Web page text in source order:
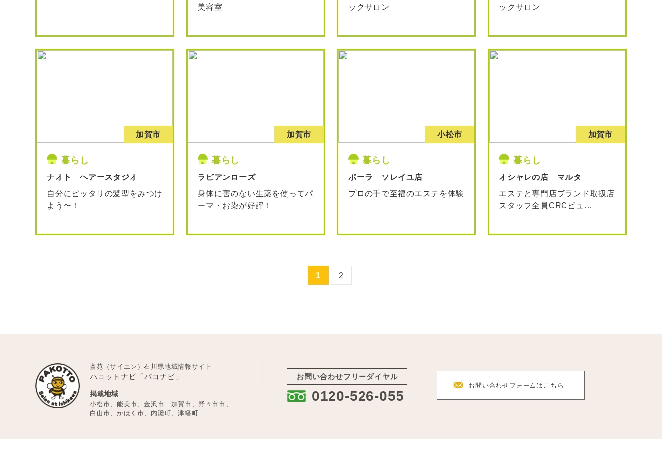
美容室
ックサロン
ックサロン
加賀市
暮らし
ナオト ヘアースタジオ
自分にピッタリの髪型をみつけ
よう〜！
加賀市
暮らし
ラビアンローズ
身体に害のない生薬を使ってパ
ーマ・お染が好評！
小松市
暮らし
ポーラ ソレイユ店
プロの手で至福のエステを体験
加賀市
暮らし
オシャレの店 マルタ
エステと専門店ブランド取扱店
スタッフ全員CRCビュ …
1 2
斎苑（サイエン）石川県地域情報サイト
パコットナビ「パコナビ」
掲載地域
小松市、能美市、金沢市、加賀市、野々市市、
白山市、かほく市、内灘町、津幡町
お問い合わせフリーダイヤル
: 0120-526-055
F お問い合わせフォーム はこちら